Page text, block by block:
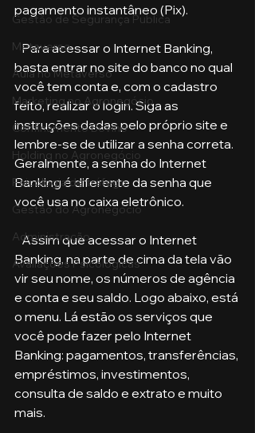
Gestão de Segurança Publica
Metaverso
Aula no Metaverso
Marketing no Agronegócio
Confinamento Bovino
Holding no Agronegócio
Psicologia de tráfego
Gestão do Agronegócio
Administração
Avaliações Psicológicas
pagamento instantâneo (Pix).
   Para acessar o Internet Banking,
basta entrar no site do banco no qual
você tem conta e, com o cadastro
feito, realizar o login. Siga as
instruções dadas pelo próprio site e
lembre-se de utilizar a senha correta.
Geralmente, a senha do Internet
Banking é diferente da senha que
você usa no caixa eletrônico.
   Assim que acessar o Internet
Banking, na parte de cima da tela vão
vir seu nome, os números de agência
e conta e seu saldo. Logo abaixo, está
o menu. Lá estão os serviços que
você pode fazer pelo Internet
Banking: pagamentos, transferências,
empréstimos, investimentos,
consulta de saldo e extrato e muito
mais.